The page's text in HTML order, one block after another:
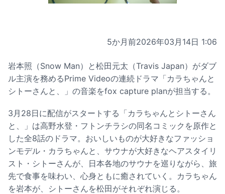
5か月前2026年03月14日 1:06
岩本照（Snow Man）と松田元太（Travis Japan）がダブ
ル主演を務めるPrime Videoの連続ドラマ「カラちゃんと
シトーさんと、」の音楽をfox capture planが担当する。
3月28日に配信がスタートする「カラちゃんとシトーさん
と、」は高野水登・フトンチラシの同名コミックを原作と
した全8話のドラマ。おいしいものが大好きなファッショ
ンモデル・カラちゃんと、サウナが大好きなヘアスタイリ
スト・シトーさんが、日本各地のサウナを巡りながら、旅
先で食事を味わい、心身ともに癒されていく。カラちゃん
を岩本が、シトーさんを松田がそれぞれ演じる。